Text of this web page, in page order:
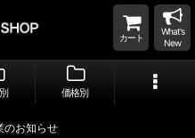
カート
What's
New
価格別
のお知らせ